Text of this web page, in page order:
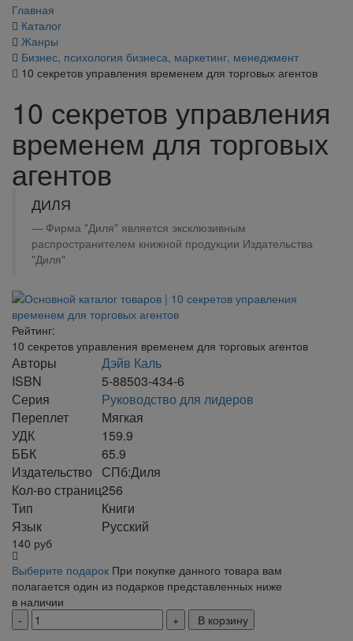
Главная
Каталог
Жанры
Бизнес, психология бизнеса, маркетинг, менеджмент
10 секретов управления временем для торговых агентов
10 секретов управления
временем для торговых
агентов
ДИЛЯ
Фирма "Диля" является эксклюзивным
распространителем книжной продукции Издательства
"Диля"
Рейтинг:
10 секретов управления временем для торговых агентов
Авторы
Дэйв Каль
ISBN
5-88503-434-6
Серия
Руководство для лидеров
Переплет
Мягкая
УДК
159.9
ББК
65.9
Издательство
СПб:Диля
Кол-во страниц256
Тип
Книги
Язык
Русский
140 руб
Выберите подарок При покупке данного товара вам
полагается один из подарков представленных ниже
в наличии
В корзину